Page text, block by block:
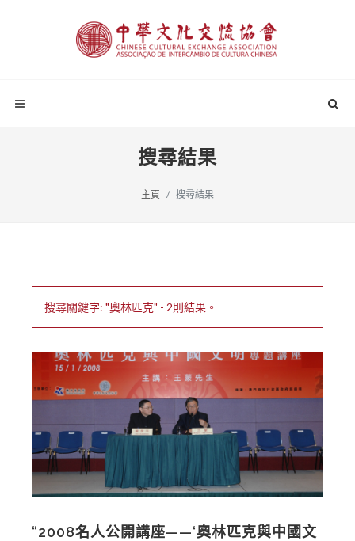
搜尋結果
主頁 搜尋結果
搜尋關鍵字: "奧林匹克" - 2則結果。
“2008名人公開講座——‘奧林匹克與中國文